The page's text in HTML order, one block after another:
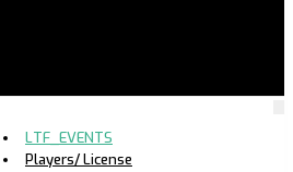
LTF_EVENTS
Players/ License